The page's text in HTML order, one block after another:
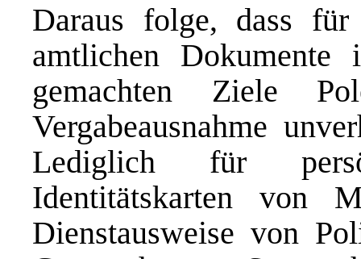
Daraus folge, dass
amtlichen
gemachten Ziele
Vergabeausnahme
Lediglich für
Identitätskarten von
Dienstausweise von